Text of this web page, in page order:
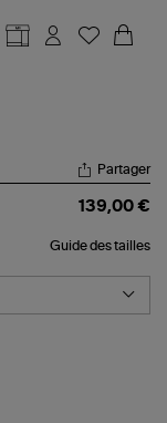
Partager
139,00 €
Guide des tailles